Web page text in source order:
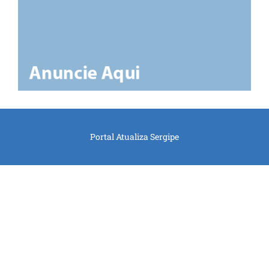
Portal Atualiza Sergipe